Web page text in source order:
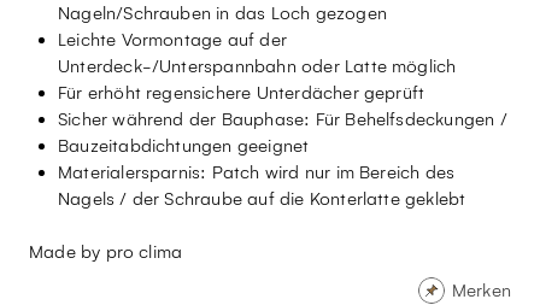
Nageln/Schrauben in das Loch gezogen
Leichte Vormontage auf der
Unterdeck-/Unterspannbahn oder Latte möglich
Für erhöht regensichere Unterdächer geprüft
Sicher während der Bauphase: Für Behelfsdeckungen /
Bauzeitabdichtungen geeignet
Materialersparnis: Patch wird nur im Bereich des
Nagels / der Schraube auf die Konterlatte geklebt
Made by pro clima
Merken